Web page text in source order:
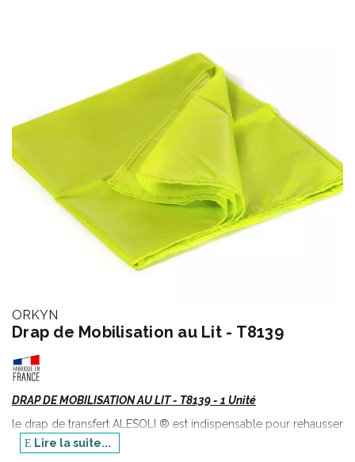
ORKYN
Drap de Mobilisation au Lit - T8139
DRAP DE MOBILISATION AU LIT - T8139 - 1 Unité
le drap de transfert ALESOLI ® est indispensable pour rehausser
ou mobiliser confortablement un patient atone au domicile.
Lire la suite...